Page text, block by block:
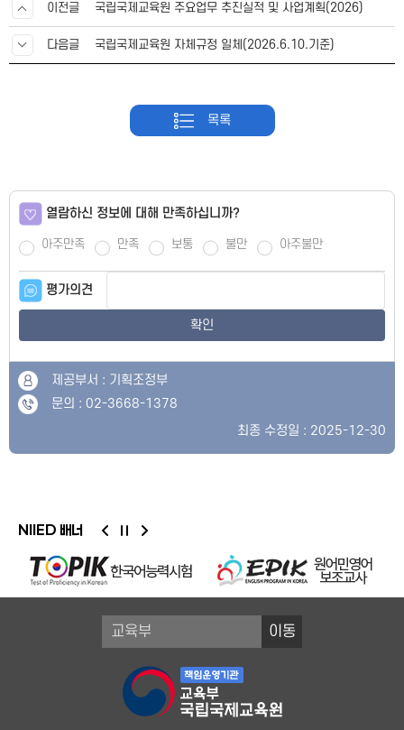
이전글 국립국제교육원 주요업무 추진실적 및 사업계획(2026)
다음글 국립국제교육원 자체규정 일체(2026.6.10.기준)
목록
열람하신 정보에 대해 만족하십니까?
아주만족 만족 보통 불만 아주불만
평가의견
확인
제공부서 : 기획조정부
문의 : 02-3668-1378
최종 수정일 : 2025-12-30
NIIED 배너
이동